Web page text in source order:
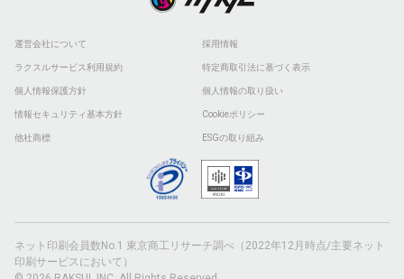
運営会社について 採用情報
ラクスルサービス利用規約 特定商取引法に基づく表示
個人情報保護方針 個人情報の取り扱い
情報セキュリティ基本方針 Cookieポリシー
他社商標 ESGの取り組み
ネット印刷会員数No.1 東京商工リサーチ調べ（2022年12月時点/主要ネット
印刷サービスにおいて）